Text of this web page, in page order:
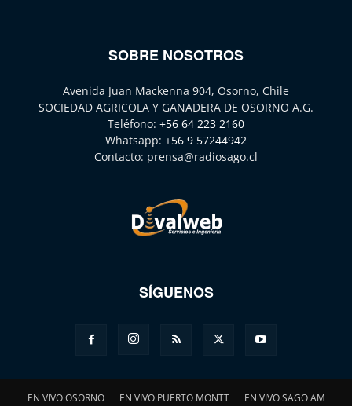
SOBRE NOSOTROS
Avenida Juan Mackenna 904, Osorno, Chile
SOCIEDAD AGRICOLA Y GANADERA DE OSORNO A.G.
Teléfono: +56 64 223 2160
Whatsapp: +56 9 57244942
Contacto: prensa@radiosago.cl
SÍGUENOS
EN VIVO OSORNO EN VIVO PUERTO MONTT EN VIVO SAGO AM